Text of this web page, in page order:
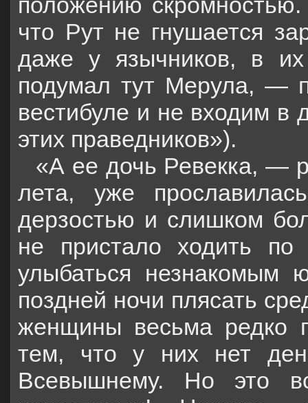
что Рут не гнушается
даже у язычников, в
подумал тут Мерула, —
вестибуле и не входим
этих праведников»).
«А ее дочь Ревекка, —
лета, уже
дерзостью и слишком
не пристало ходить по
улыбаться незнакомым
поздней ночи плясать
женщины весьма редко
тем, что у них нет
Всевышнему. Но это